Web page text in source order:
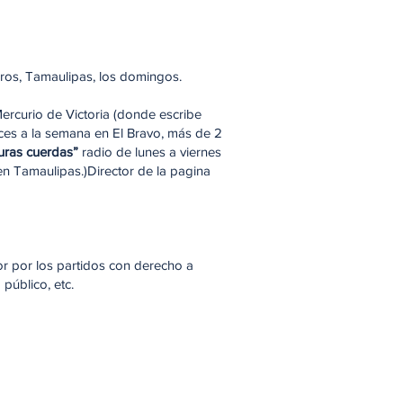
Tamaulipas, los domingos.
de Victoria (donde escribe
a la semana en El Bravo, más de 2
cuerdas” radio de lunes a viernes
Tamaulipas.)Director de la pagina
por los partidos con derecho a
etc.